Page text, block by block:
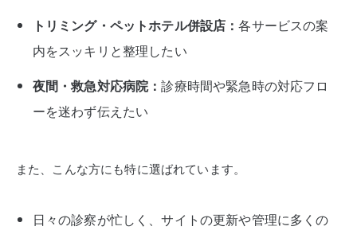
トリミング・ペットホテル併設店：各サービスの案
内をスッキリと整理したい
夜間・救急対応病院：診療時間や緊急時の対応フロ
ーを迷わず伝えたい
また、こんな方にも特に選ばれています。
日々の診察が忙しく、サイトの更新や管理に多くの